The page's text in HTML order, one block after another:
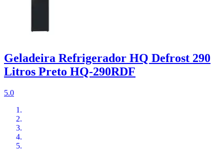
Geladeira Refrigerador HQ Defrost 290
Litros Preto HQ-290RDF
5.0